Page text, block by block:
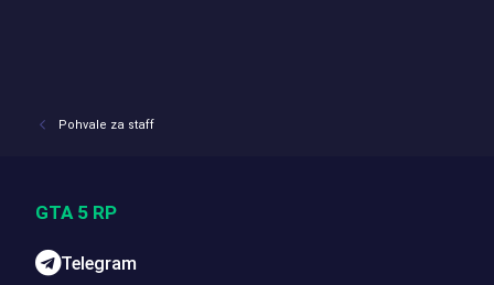
Pohvale za staff
GTA 5 RP
Telegram